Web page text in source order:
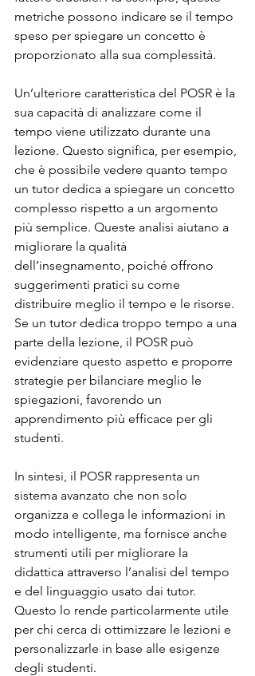
metriche possono indicare se il tempo
speso per spiegare un concetto è
proporzionato alla sua complessità.
Un’ulteriore caratteristica del POSR è la
sua capacità di analizzare come il
tempo viene utilizzato durante una
lezione. Questo significa, per esempio,
che è possibile vedere quanto tempo
un tutor dedica a spiegare un concetto
complesso rispetto a un argomento
più semplice. Queste analisi aiutano a
migliorare la qualità
dell’insegnamento, poiché offrono
suggerimenti pratici su come
distribuire meglio il tempo e le risorse.
Se un tutor dedica troppo tempo a una
parte della lezione, il POSR può
evidenziare questo aspetto e proporre
strategie per bilanciare meglio le
spiegazioni, favorendo un
apprendimento più efficace per gli
studenti.
In sintesi, il POSR rappresenta un
sistema avanzato che non solo
organizza e collega le informazioni in
modo intelligente, ma fornisce anche
strumenti utili per migliorare la
didattica attraverso l’analisi del tempo
e del linguaggio usato dai tutor.
Questo lo rende particolarmente utile
per chi cerca di ottimizzare le lezioni e
personalizzarle in base alle esigenze
degli studenti.